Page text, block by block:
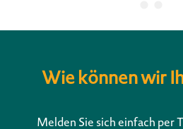
Wie können wir
Melden Sie sich einfach per